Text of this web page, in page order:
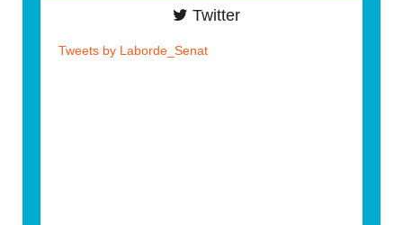
Twitter
Tweets by Laborde_Senat